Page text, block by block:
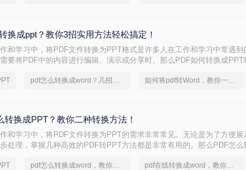
换成ppt？教你3招实用方法轻松搞定！
和学习中，将PDF文件转换为PPT格式是许多人在工作和学习中常遇到
要将PDF中的内容进行编辑、演示或分享时。那么PDF如何转换成PPT
pdf怎么转换成word？几招轻松搞定 如何将pdf转Word，教你一招搞定
转换成PPT？教你二种转换方法！
和学习中，将PDF文件转换为PPT的需求非常常见。无论是为了方便展
处理，掌握几种高效的PDF转PPT方法都是非常有用的。那么PDF怎么
pdf怎么转换成word，教你一个方法 pdf在线转换成word，教你一个方法